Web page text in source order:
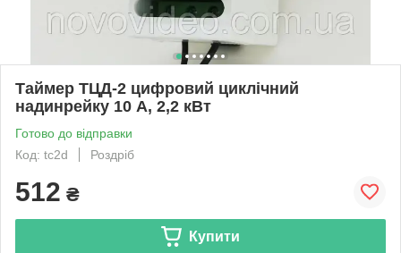
Таймер ТЦД-2 цифровий циклічний
надинрейку 10 А, 2,2 кВт
Готово до відправки
Код: tc2d
Роздріб
512 ₴
Купити